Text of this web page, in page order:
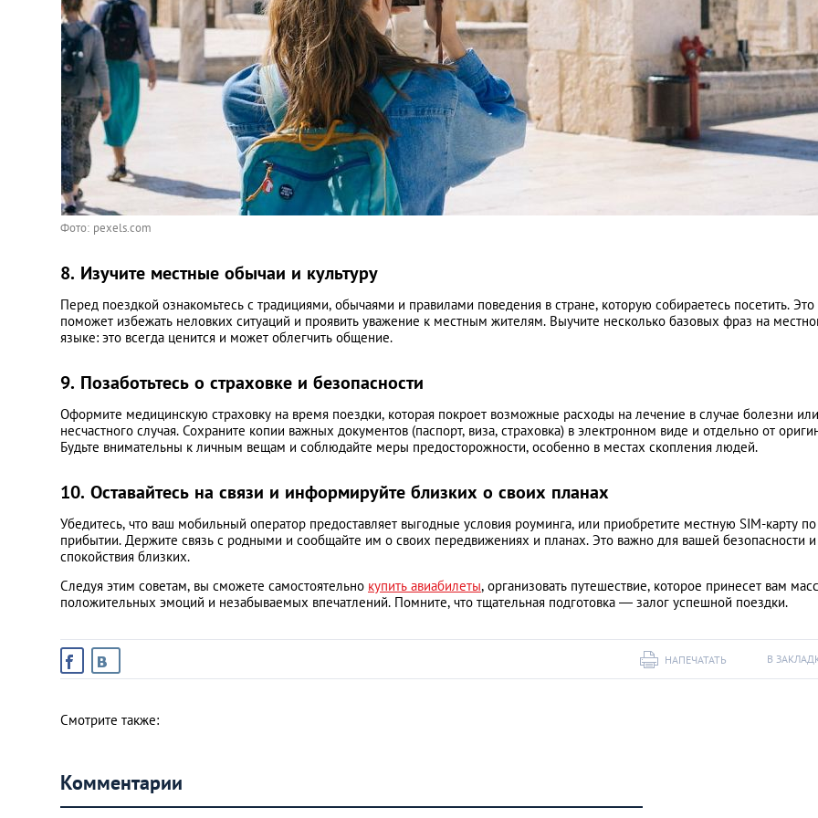
Фото: pexels.com
8. Изучите местные обычаи и культуру
Перед поездкой ознакомьтесь с традициями, обычаями и правилами поведения в стране, которую собираетесь посетить. Это
поможет избежать неловких ситуаций и проявить уважение к местным жителям. Выучите несколько базовых фраз на
языке: это всегда ценится и может облегчить общение.
9. Позаботьтесь о страховке и безопасности
Оформите медицинскую страховку на время поездки, которая покроет возможные расходы на лечение в случае болезни или
несчастного случая. Сохраните копии важных документов (паспорт, виза, страховка) в электронном виде и отдельно от
Будьте внимательны к личным вещам и соблюдайте меры предосторожности, особенно в местах скопления людей.
10. Оставайтесь на связи и информируйте близких о своих планах
Убедитесь, что ваш мобильный оператор предоставляет выгодные условия роуминга, или приобретите местную SIM-карту по
прибытии. Держите связь с родными и сообщайте им о своих передвижениях и планах. Это важно для вашей безопасности и
спокойствия близких.​
Следуя этим советам, вы сможете самостоятельно купить авиабилеты, организовать путешествие, которое принесет вам
положительных эмоций и незабываемых впечатлений. Помните, что тщательная подготовка — залог успешной поездки.
В
НАПЕЧАТАТЬ
Смотрите также:
Комментарии